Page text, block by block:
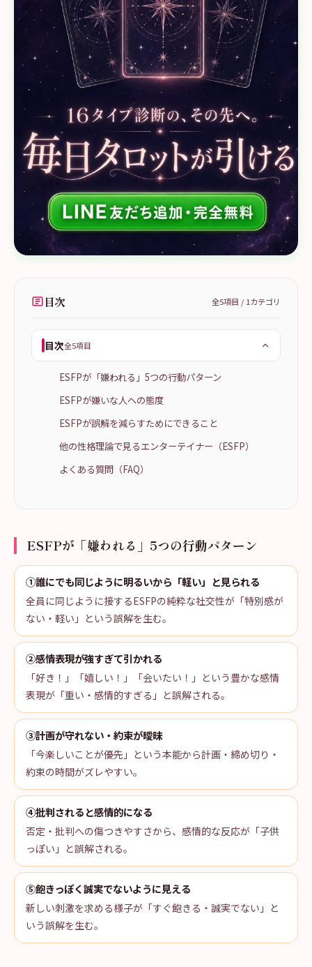
目次 全5項目 / 1カテゴリ
目次全5項目
ESFPが「嫌われる」5つの行動パターン
ESFPが嫌いな人への態度
ESFPが誤解を減らすためにできること
他の性格理論で見るエンターテイナー（ESFP）
よくある質問（FAQ）
ESFPが「嫌われる」5つの行動パターン
①誰にでも同じように明るいから「軽い」と見られる
全員に同じように接するESFPの純粋な社交性が「特別感が
ない・軽い」という誤解を生む。
②感情表現が強すぎて引かれる
「好き！」「嬉しい！」「会いたい！」という豊かな感情
表現が「重い・感情的すぎる」と誤解される。
③計画が守れない・約束が曖昧
「今楽しいことが優先」という本能から計画・締め切り・
約束の時間がズレやすい。
④批判されると感情的になる
否定・批判への傷つきやすさから、感情的な反応が「子供
っぽい」と誤解される。
⑤飽きっぽく誠実でないように見える
新しい刺激を求める様子が「すぐ飽きる・誠実でない」と
いう誤解を生む。